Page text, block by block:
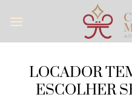
LOCADOR
ESCOLHER